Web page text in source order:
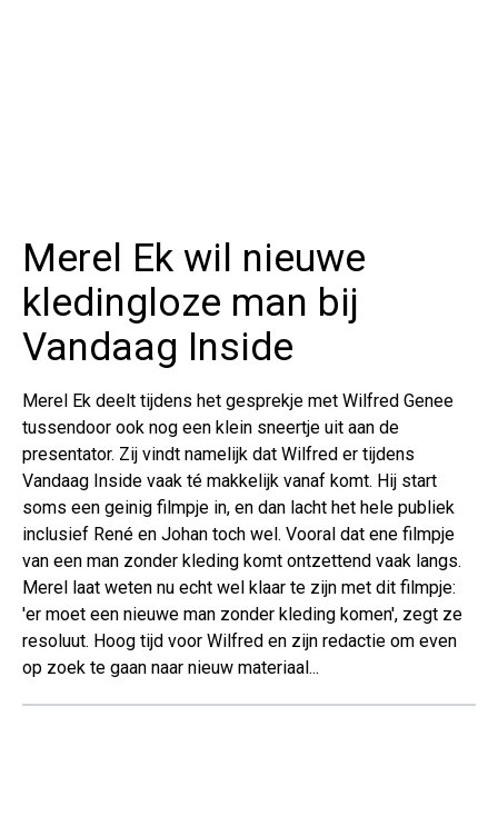
Merel Ek wil nieuwe
kledingloze man bij
Vandaag Inside
Merel Ek deelt tijdens het gesprekje met Wilfred Genee
tussendoor ook nog een klein sneertje uit aan de
presentator. Zij vindt namelijk dat Wilfred er tijdens
Vandaag Inside vaak té makkelijk vanaf komt. Hij start
soms een geinig filmpje in, en dan lacht het hele publiek
inclusief René en Johan toch wel. Vooral dat ene filmpje
van een man zonder kleding komt ontzettend vaak langs.
Merel laat weten nu echt wel klaar te zijn met dit filmpje:
'er moet een nieuwe man zonder kleding komen', zegt ze
resoluut. Hoog tijd voor Wilfred en zijn redactie om even
op zoek te gaan naar nieuw materiaal...